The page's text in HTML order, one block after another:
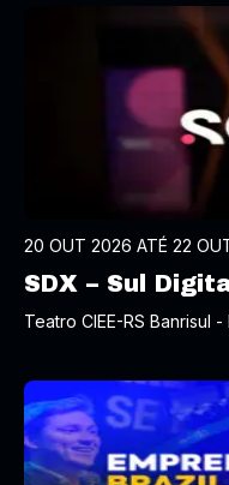
20 OUT 2026 ATÉ 22
SDX – Sul
Teatro CIEE-RS Banrisul